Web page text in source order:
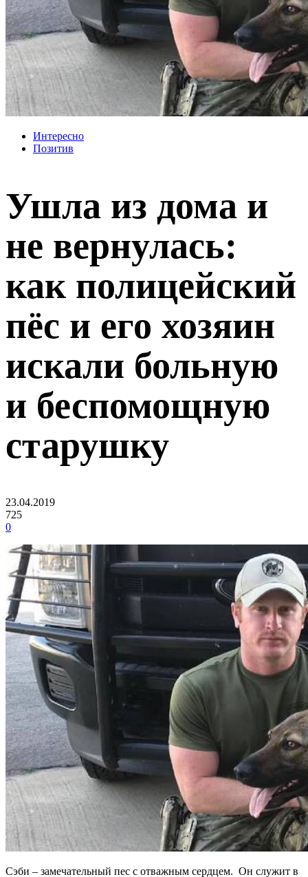
Интересно
Позитив
Ушла из дома и
не вернулась:
как полицейский
пёс и его хозяин
искали больную
и беспомощную
старушку
23.04.2019
725
0
Сэби – замечательный пес с отважным сердцем. Он служит в